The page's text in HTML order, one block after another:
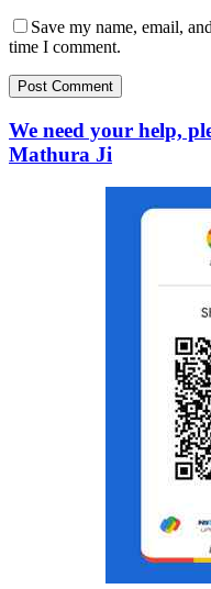
Save my name, email,
time I comment.
We need your help,
Mathura Ji